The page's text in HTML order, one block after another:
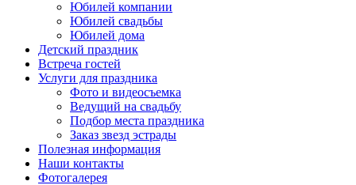
Юбилей компании
Юбилей свадьбы
Юбилей дома
Детский праздник
Встреча гостей
Услуги для праздника
Фото и видеосъемка
Ведущий на свадьбу
Подбор места праздника
Заказ звезд эстрады
Полезная информация
Наши контакты
Фотогалерея